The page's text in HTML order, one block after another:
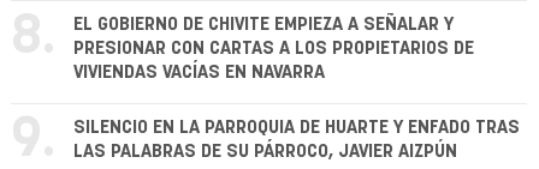
8.
EL GOBIERNO DE CHIVITE EMPIEZA A SEÑALAR Y
PRESIONAR CON CARTAS A LOS PROPIETARIOS DE
VIVIENDAS VACÍAS EN NAVARRA
9.
SILENCIO EN LA PARROQUIA DE HUARTE Y ENFADO TRAS
LAS PALABRAS DE SU PÁRROCO, JAVIER AIZPÚN